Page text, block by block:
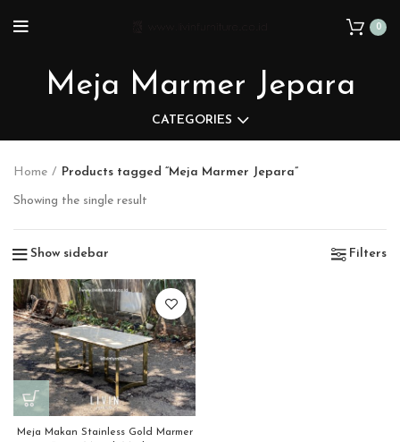
0
Meja Marmer Jepara
CATEGORIES
Home Products tagged “Meja Marmer Jepara”
Showing the single result
Show sidebar Filters
Meja Makan Stainless Gold Marmer